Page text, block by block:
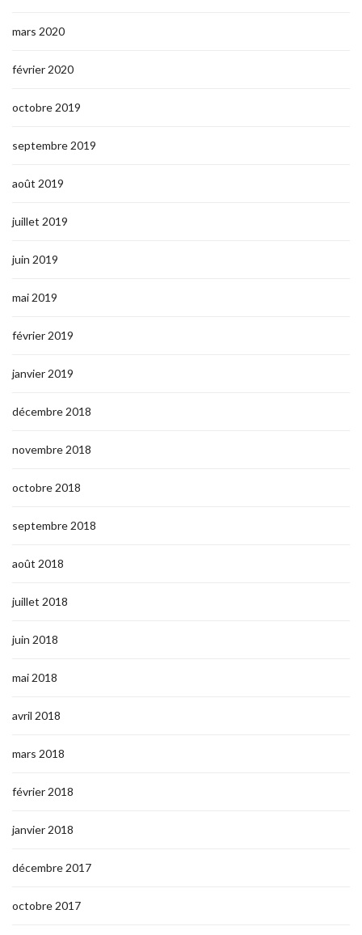
mars 2020
février 2020
octobre 2019
septembre 2019
août 2019
juillet 2019
juin 2019
mai 2019
février 2019
janvier 2019
décembre 2018
novembre 2018
octobre 2018
septembre 2018
août 2018
juillet 2018
juin 2018
mai 2018
avril 2018
mars 2018
février 2018
janvier 2018
décembre 2017
octobre 2017